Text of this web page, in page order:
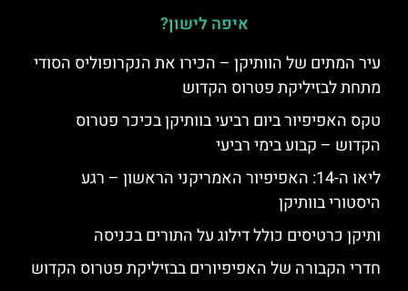
איפה לישון?
עיר המתים של הוותיקן – הכירו את הנקרופוליס הסודי
מתחת לבזיליקת פטרוס הקדוש
טקס האפיפיור ביום רביעי בוותיקן בכיכר פטרוס
הקדוש – קבוע בימי רביעי
ליאו ה-14: האפיפיור האמריקני הראשון – רגע
היסטורי בוותיקן
ותיקן כרטיסים כולל דילוג על התורים בכניסה
חדרי הקבורה של האפיפיורים בבזיליקת פטרוס הקדוש